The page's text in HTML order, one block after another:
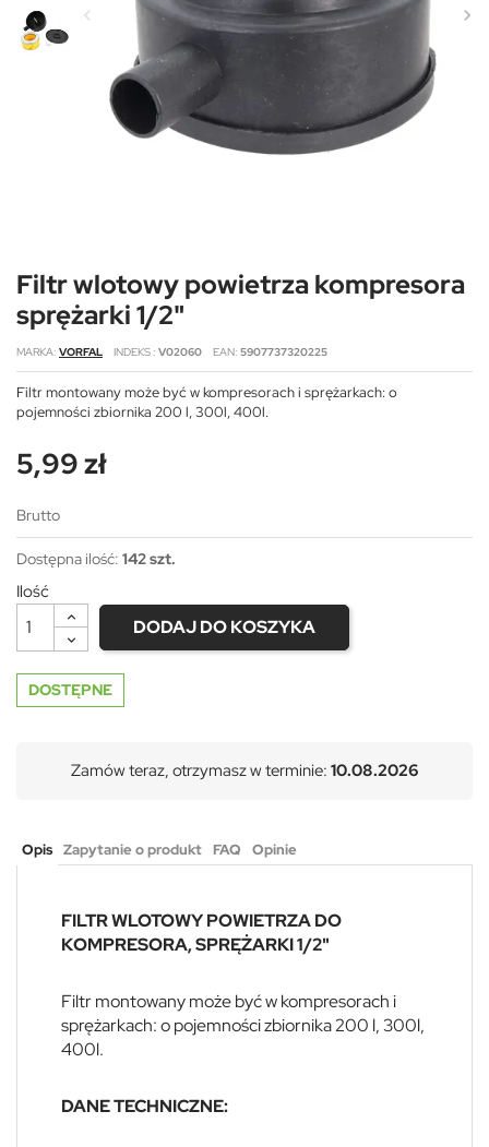
Filtr wlotowy powietrza kompresora
sprężarki 1/2"
MARKA VORFAL INDEKS V02060 EAN 5907737320225
Filtr montowany może być w kompresorach i sprężarkach: o
pojemności zbiornika 200 l, 300l, 400l.
5,99 zł
Brutto
Dostępna ilość: 142 szt.
Ilość
DODAJ DO KOSZYKA
DOSTĘPNE
Zamów teraz, otrzymasz w terminie: 10.08.2026
Opis Zapytanie o produkt FAQ Opinie
FILTR WLOTOWY POWIETRZA DO
KOMPRESORA, SPRĘŻARKI 1/2"
Filtr montowany może być w kompresorach i
sprężarkach: o pojemności zbiornika 200 l, 300l,
400l.
DANE TECHNICZNE: